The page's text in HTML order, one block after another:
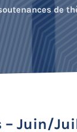
de
– Juin/